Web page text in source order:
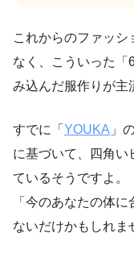
これからのファッ
なく、こういった「
み込んだ服作りが主
すでに「 YOUKA 」
に基づいて、四角い
ているそうですよ。
「今のあなたの体
ないだけかもしれま